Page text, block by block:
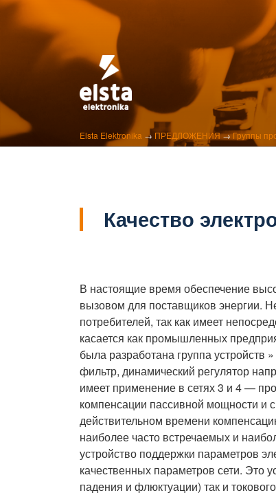
Skip
ELSTA
Profesjonalna elektronika przemysłowa
Elsta Elektronika → ПРЕДЛОЖЕНИЯ→Группы
Качество
В настоящие время обеспечение
вызовом для поставщиков энергии.
потребителей, так как имеет
касается как промышленных
была разработана группа устройств
фильтр, динамический регулятор
имеет применение в сетях 3 и 4 —
компенсации пассивной мощности и
действительном времени
наиболее часто встречаемых и
устройство поддержки параметров
качественных параметров сети. Это
падения и флюктуации) так и